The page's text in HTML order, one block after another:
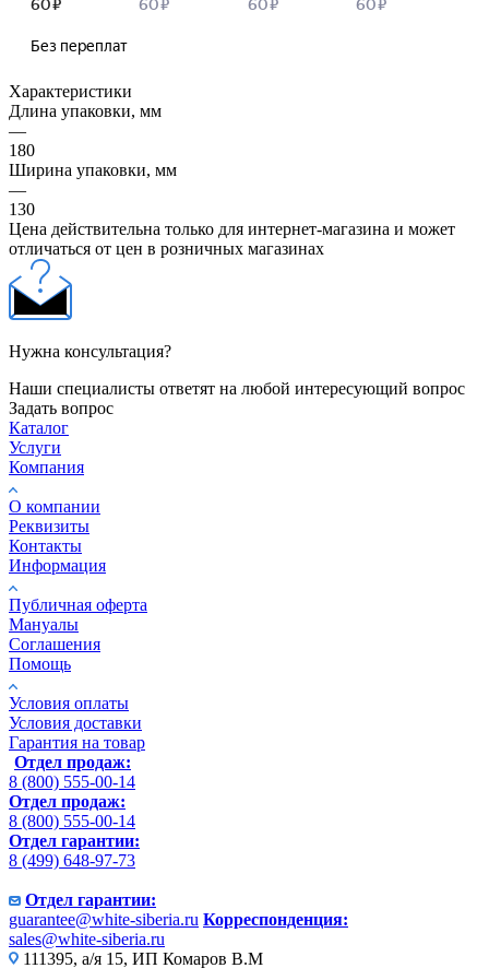
Характеристики
Длина упаковки, мм
—
180
Ширина упаковки, мм
—
130
Цена действительна только для интернет-магазина и может
отличаться от цен в розничных магазинах
Нужна консультация?
Наши специалисты ответят на любой интересующий вопрос
Задать вопрос
Каталог
Услуги
Компания
О компании
Реквизиты
Контакты
Информация
Публичная оферта
Мануалы
Соглашения
Помощь
Условия оплаты
Условия доставки
Гарантия на товар
Отдел продаж:
8 (800) 555-00-14
Отдел продаж:
8 (800) 555-00-14
Отдел гарантии:
8 (499) 648-97-73
Отдел гарантии:
guarantee@white-siberia.ru Корреспонденция:
sales@white-siberia.ru
111395, а/я 15, ИП Комаров В.М